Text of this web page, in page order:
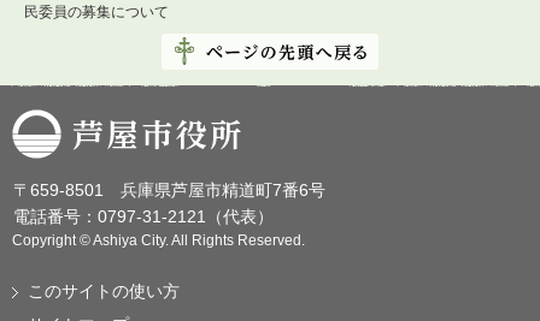
民委員の募集について
芦屋市役所
〒659-8501 兵庫県芦屋市精道町7番6号
電話番号：0797-31-2121（代表）
Copyright © Ashiya City. All Rights Reserved.
このサイトの使い方